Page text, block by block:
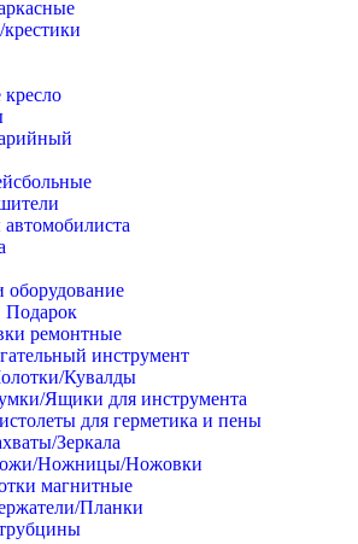
кресло
оборудование
Подарок
ремонтные
инструмент
Кувалды
Ящики для инструмента
для герметика и пены
Зеркала
Ножницы/Ножовки
магнитные
Планки